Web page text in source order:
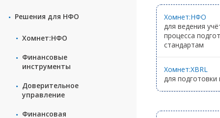
Решения для НФО
Хомнет:НФО
Финансовые
инструменты
Доверительное
управление
Финансовая
Хомнет:НФО
для ведения
процесса
стандартам
Хомнет:XBRL
для